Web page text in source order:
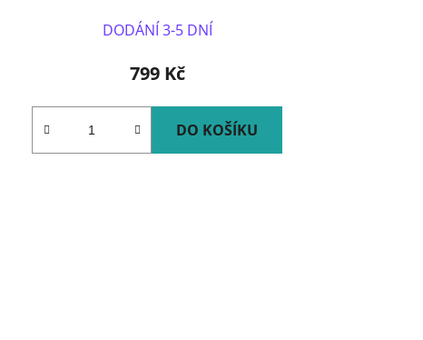
DODÁNÍ 3-5 DNÍ
799 Kč
DO KOŠÍKU